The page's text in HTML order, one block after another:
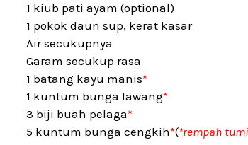
1 kiub pati ayam (optional)
1 pokok daun sup, kerat kasar
Air secukupnya
Garam secukup rasa
1 batang kayu manis*
1 kuntum bunga lawang*
3 biji buah pelaga*
5 kuntum bunga cengkih*(*rempah